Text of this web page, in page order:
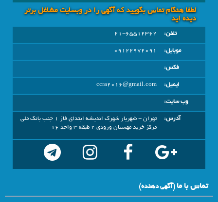
لطفا هنگام تماس بگویید که آگهی را در وبسايت مشاغل برتر
دیده اید
تلفن:
21-65512362
موبایل:
09122972091
فکس:
ایمیل:
ccra2016@gmail.com
وب سایت:
آدرس:
تهران - شهریار شهرک اندیشه ابتدای فاز 1 جنب بانک ملی
مرکز خرید مهستان ورودی 2 طبقه 3 واحد 16
تماس با ما(آگهي دهنده)